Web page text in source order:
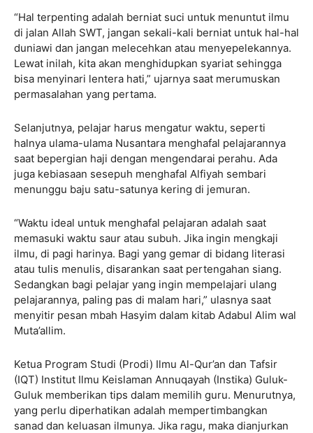
“Hal terpenting adalah berniat suci untuk menuntut ilmu
di jalan Allah SWT, jangan sekali-kali berniat untuk hal-hal
duniawi dan jangan melecehkan atau menyepelekannya.
Lewat inilah, kita akan menghidupkan syariat sehingga
bisa menyinari lentera hati,” ujarnya saat merumuskan
permasalahan yang pertama.
Selanjutnya, pelajar harus mengatur waktu, seperti
halnya ulama-ulama Nusantara menghafal pelajarannya
saat bepergian haji dengan mengendarai perahu. Ada
juga kebiasaan sesepuh menghafal Alfiyah sembari
menunggu baju satu-satunya kering di jemuran.
“Waktu ideal untuk menghafal pelajaran adalah saat
memasuki waktu saur atau subuh. Jika ingin mengkaji
ilmu, di pagi harinya. Bagi yang gemar di bidang literasi
atau tulis menulis, disarankan saat pertengahan siang.
Sedangkan bagi pelajar yang ingin mempelajari ulang
pelajarannya, paling pas di malam hari,” ulasnya saat
menyitir pesan mbah Hasyim dalam kitab Adabul Alim wal
Muta’allim.
Ketua Program Studi (Prodi) Ilmu Al-Qur’an dan Tafsir
(IQT) Institut Ilmu Keislaman Annuqayah (Instika) Guluk-
Guluk memberikan tips dalam memilih guru. Menurutnya,
yang perlu diperhatikan adalah mempertimbangkan
sanad dan keluasan ilmunya. Jika ragu, maka dianjurkan